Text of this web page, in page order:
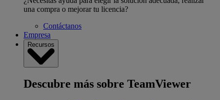
una compra o mejorar tu licencia?
Contáctanos
Empresa
Recursos
Descubre más sobre TeamViewer